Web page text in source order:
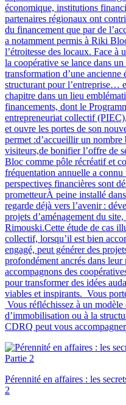
économique, institutions
partenaires régionaux ont
du financement que par de
a notamment permis à Riki
l’étroitesse des locaux. Face à
la coopérative se lance dans
transformation d’une ancienne
structurant pour l’entreprise…
chapitre dans un lieu
financements, dont le
entrepreneuriat collectif
et ouvre les portes de son
permet :d’accueillir un
visiteurs,de bonifier l’offre de
Bloc comme pôle récréatif et
fréquentation annuelle a connu
perspectives financières sont
prometteurÀ peine installé
regarde déjà vers l’avenir :
projets d’aménagement du
Rimouski.Cette étude de cas
collectif, lorsqu’il est bien
engagé, peut générer des
profondément ancrés dans
accompagnons des
pour transformer des idées
viables et inspirants. Vous
Vous réfléchissez à un
d’immobilisation ou à la
CDRQ peut vous
Pérennité en affaires : les
2